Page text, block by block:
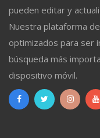
pueden editar y
Nuestra plataforma
optimizados para ser
búsqueda más
dispositivo móvil.